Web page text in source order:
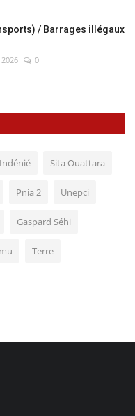
/ Barrages illégaux
2026 0
Sita Ouattara
Pnia 2 Unepci
Gaspard Séhi
Terre